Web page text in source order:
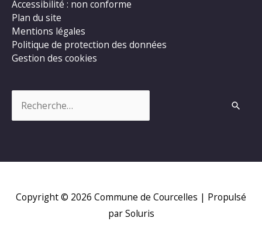
Accessibilité : non conforme
Plan du site
Mentions légales
Politique de protection des données
Gestion des cookies
Copyright © 2026 Commune de Courcelles | Propulsé
par Soluris